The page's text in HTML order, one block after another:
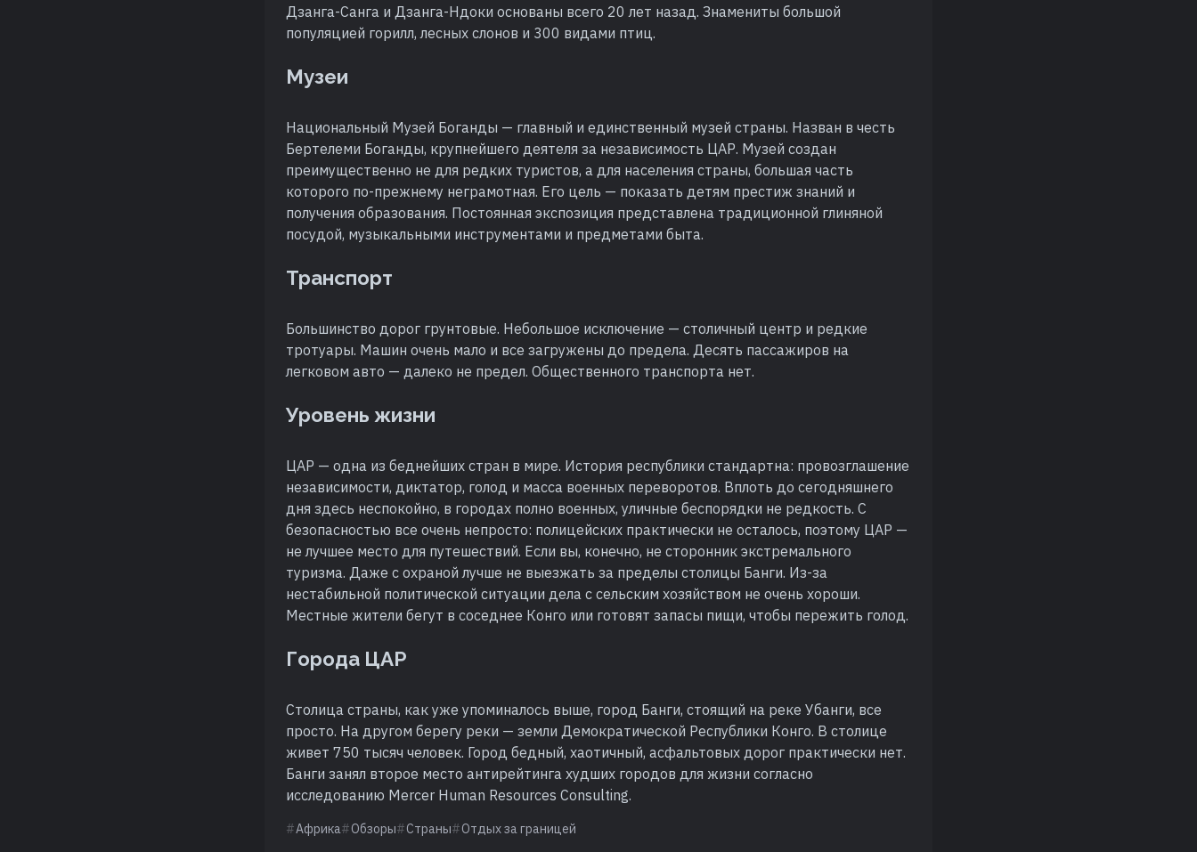
Дзанга-Санга и Дзанга-Ндоки основаны всего 20 лет назад. Знамениты большой
популяцией горилл, лесных слонов и 300 видами птиц.
Музеи
Национальный Музей Боганды — главный и единственный музей страны. Назван в честь
Бертелеми Боганды, крупнейшего деятеля за независимость ЦАР. Музей создан
преимущественно не для редких туристов, а для населения страны, большая часть
которого по-прежнему неграмотная. Его цель — показать детям престиж знаний и
получения образования. Постоянная экспозиция представлена традиционной глиняной
посудой, музыкальными инструментами и предметами быта.
Транспорт
Большинство дорог грунтовые. Небольшое исключение — столичный центр и редкие
тротуары. Машин очень мало и все загружены до предела. Десять пассажиров на
легковом авто — далеко не предел. Общественного транспорта нет.
Уровень жизни
ЦАР — одна из беднейших стран в мире. История республики стандартна: провозглашение
независимости, диктатор, голод и масса военных переворотов. Вплоть до сегодняшнего
дня здесь неспокойно, в городах полно военных, уличные беспорядки не редкость. С
безопасностью все очень непросто: полицейских практически не осталось, поэтому ЦАР —
не лучшее место для путешествий. Если вы, конечно, не сторонник экстремального
туризма. Даже с охраной лучше не выезжать за пределы столицы Банги. Из-за
нестабильной политической ситуации дела с сельским хозяйством не очень хороши.
Местные жители бегут в соседнее Конго или готовят запасы пищи, чтобы пережить голод.
Города ЦАР
Столица страны, как уже упоминалось выше, город Банги, стоящий на реке Убанги, все
просто. На другом берегу реки — земли Демократической Республики Конго. В столице
живет 750 тысяч человек. Город бедный, хаотичный, асфальтовых дорог практически нет.
Банги занял второе место антирейтинга худших городов для жизни согласно
исследованию Mercer Human Resources Consulting.
Африка Обзоры Страны Отдых за границей